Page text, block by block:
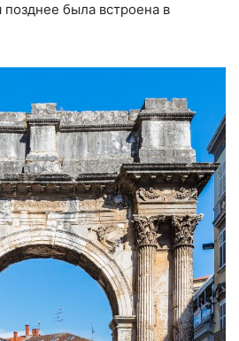
позднее была встроена в